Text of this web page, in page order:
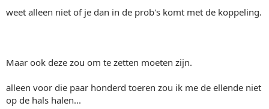
weet alleen niet of je dan in de prob's komt met de koppeling.
Maar ook deze zou om te zetten moeten zijn.
alleen voor die paar honderd toeren zou ik me de ellende niet
op de hals halen...